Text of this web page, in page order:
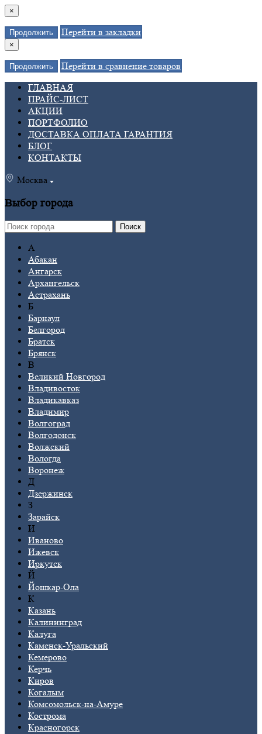
×
Продолжить Перейти в закладки
×
Продолжить
Перейти в сравнение товаров
ГЛАВНАЯ
ПРАЙС-ЛИСТ
АКЦИИ
ПОРТФОЛИО
ДОСТАВКА ОПЛАТА ГАРАНТИЯ
БЛОГ
КОНТАКТЫ
Москва
Выбор города
Поиск
А
Абакан
Ангарск
Архангельск
Астрахань
Б
Барнаул
Белгород
Братск
Брянск
В
Великий Новгород
Владивосток
Владикавказ
Владимир
Волгоград
Волгодонск
Волжский
Вологда
Воронеж
Д
Дзержинск
З
Зарайск
И
Иваново
Ижевск
Иркутск
Й
Йошкар-Ола
К
Казань
Калининград
Калуга
Каменск-Уральский
Кемерово
Керчь
Киров
Когалым
Комсомольск-на-Амуре
Кострома
Красногорск